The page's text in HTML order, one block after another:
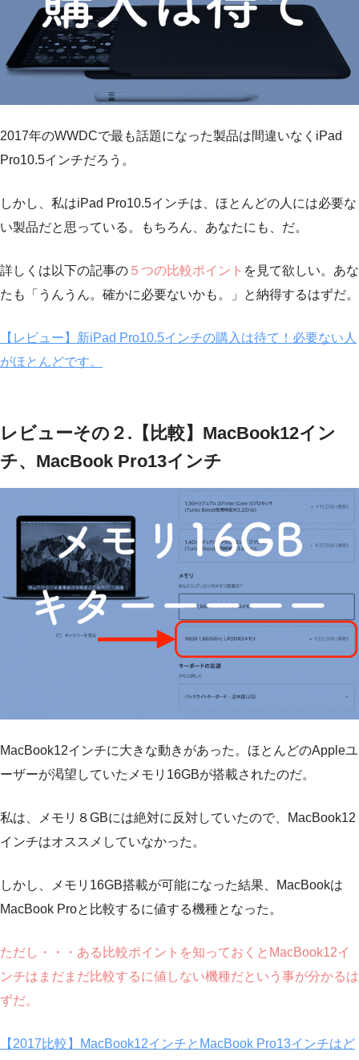
2017年のWWDCで最も話題になった製品は間違いなくiPad
Pro10.5インチだろう。
しかし、私はiPad Pro10.5インチは、ほとんどの人には必要な
い製品だと思っている。
もちろん、あなたにも、だ。
詳しくは以下の記事の ５つの比較ポイント を見て欲しい。あな
たも
「うんうん。確かに必要ないかも。」 と納得するはずだ。
【レビュー】新iPad Pro10.5インチの購入は待て！必要ない人
がほとんどです。
レビューその２.【比較】MacBook12イン
チ、MacBook Pro13インチ
MacBook12インチに大きな動きがあった。ほとんどのAppleユ
ーザーが渇望していたメモリ16GBが搭載されたのだ。
私は、メモリ８GBには絶対に反対していたので、MacBook12
インチはオススメしていなかった。
しかし、メモリ16GB搭載が可能になった結果、MacBookは
MacBook Proと比較するに値する機種となった。
ただし・・・ある比較ポイントを知っておくとMacBook12イ
ンチはまだまだ比較するに値しない機種だという事が分かるは
ずだ。
【2017比較】MacBook12インチとMacBook Pro13インチはど